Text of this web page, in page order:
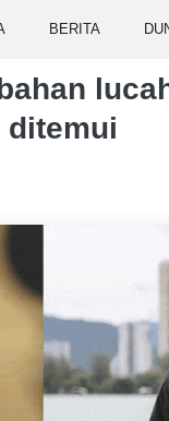
BERITA
ditemui